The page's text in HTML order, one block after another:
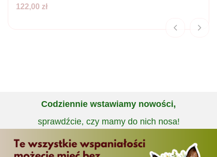
Cena
122,00 zł
Codziennie wstawiamy nowości,
sprawdźcie, czy mamy do nich nosa!